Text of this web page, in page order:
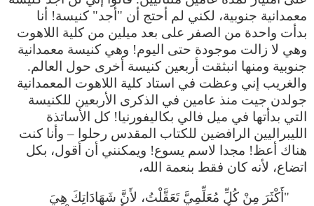
معمدانية جنوبية، لكني لم أحتج أن "أجد" كنيسة! أنا
بدأت واحدة من الصفر على بعد ميلين من كلية اللاهوت
وهي لا زالت موجودة حتى اليوم! وهي كنيسة معمدانية
جنوبية ومنها انبثقت أربعين كنيسة أخرى حول العالم.
والغريب إني وعظت في استاد كلية اللاهوت المعمدانية
جولدن جيت منذ عامين في الذكرى الأربعين للكنيسة
التي بدأتها في ميل فالي بكاليفورنيا! كل الأساتذة
الليبراليين الرافضين للكتاب المقدس رحلوا – وأنا كنت
هناك أعظ! مجدا لاسم يسوع! ويمكنني أن أقول، بكل
اتضاع، لأنه كان فقط بنعمة الله،
"أَكْثَرَ مِنْ كُلِّ مُعَلِّمِيَّ تَعَقَّلْتُ، لأَنَّ شَهَادَاتِكَ هِيَ